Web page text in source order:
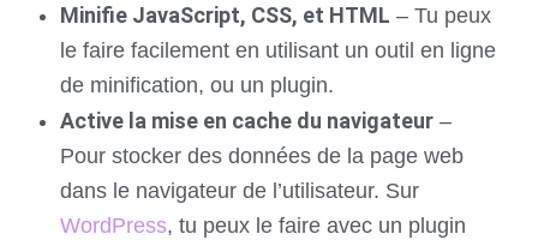
Minifie JavaScript, CSS, et HTML – Tu peux
le faire facilement en utilisant un outil en ligne
de minification, ou un plugin.
Active la mise en cache du navigateur –
Pour stocker des données de la page web
dans le navigateur de l’utilisateur. Sur
WordPress, tu peux le faire avec un plugin